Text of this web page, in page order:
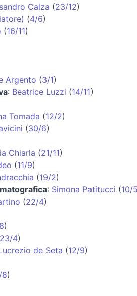
Calza (23/12)
(4/6)
(16/11)
Argento (3/1)
: Beatrice Luzzi (14/11)
Tomada (12/2)
(30/6)
Chiarla (21/11)
(11/9)
(19/2)
: Simona Patitucci (10/
(22/4)
)
23/4)
de Seta (12/9)
8)